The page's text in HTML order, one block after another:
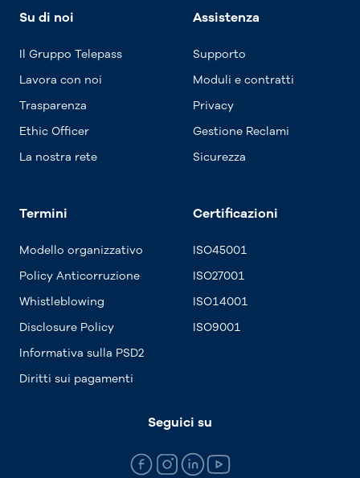
Su di noi
Il Gruppo Telepass
Lavora con noi
Trasparenza
Ethic Officer
La nostra rete
Assistenza
Supporto
Moduli e contratti
Privacy
Gestione Reclami
Sicurezza
Termini
Modello organizzativo
Policy Anticorruzione
Whistleblowing
Disclosure Policy
Informativa sulla PSD2
Diritti sui pagamenti
Certificazioni
ISO45001
ISO27001
ISO14001
ISO9001
Seguici su